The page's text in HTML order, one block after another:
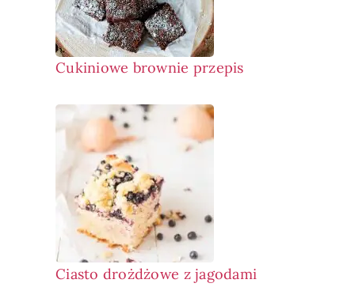
Cukiniowe brownie przepis
Ciasto drożdżowe z jagodami